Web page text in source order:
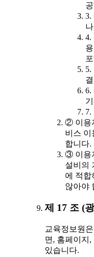
3.
4.
5.
6.
7.
② 이용
비스 이
합니다.
③ 이용
설비의
에 적합
않아야
제 17 조 (
교육정보원
면, 홈페이지
있습니다.